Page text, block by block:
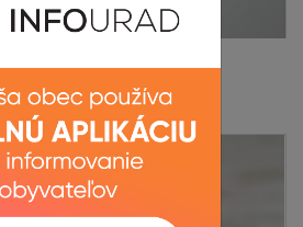
-Zmena